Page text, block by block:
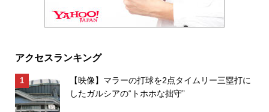
アクセスランキング
【映像】マラーの打球を2点タイムリー三塁打に
したガルシアの“トホホな拙守”